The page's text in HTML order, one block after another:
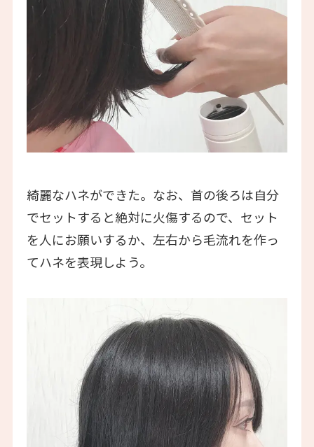
綺麗なハネができた。なお、首の後ろは自分
でセットすると絶対に火傷するので、セット
を人にお願いするか、左右から毛流れを作っ
てハネを表現しよう。